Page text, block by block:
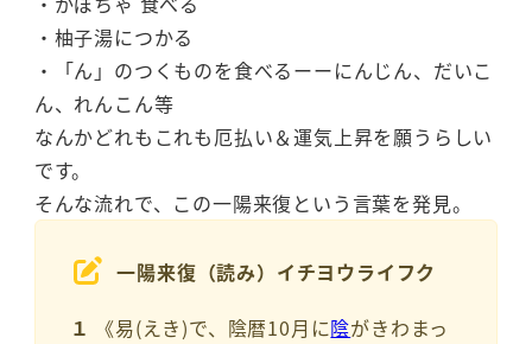
・柚子湯につかる
・「ん」のつくものを食べるーーにんじん、だいこ
ん、れんこん等
なんかどれもこれも厄払い＆運気上昇を願うらしい
です。
そんな流れで、この一陽来復という言葉を発見。
一陽来復（読み）イチヨウライフク
１
《易(えき)で、陰暦10月に陰がきわまっ